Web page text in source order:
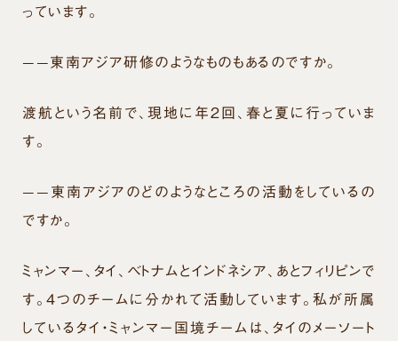
っています。
——東南アジア研修のようなものもあるのですか。
渡航という名前で、現地に年２回、春と夏に行っていま
す。
——東南アジアのどのようなところの活動をしているの
ですか。
ミャンマー、タイ、ベトナムとインドネシア、あとフィリピンで
す。４つのチームに分かれて活動しています。私が所属
しているタイ・ミャンマー国境チームは、タイのメーソート